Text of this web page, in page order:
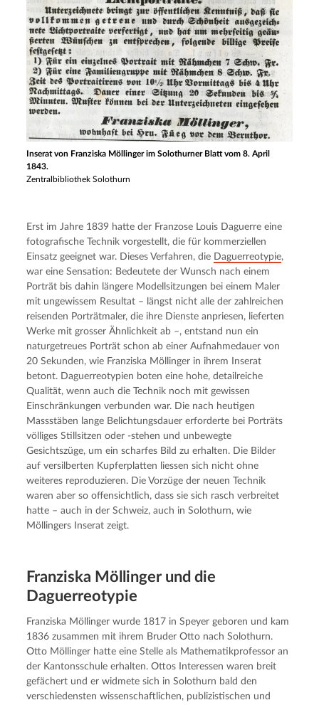
Inserat von Franziska Möllinger im Solothurner Blatt vom 8. April
1843.
Zentralbibliothek Solothurn
Erst im Jahre 1839 hatte der Franzose Louis Daguerre eine
fotografische Technik vorgestellt, die für kommerziellen
Einsatz geeignet war. Dieses Verfahren, die Daguerreotypie,
war eine Sensation: Bedeutete der Wunsch nach einem
Porträt bis dahin längere Modellsitzungen bei einem Maler
mit ungewissem Resultat – längst nicht alle der zahlreichen
reisenden Porträtmaler, die ihre Dienste anpriesen, lieferten
Werke mit grosser Ähnlichkeit ab –, entstand nun ein
naturgetreues Porträt schon ab einer Aufnahmedauer von
20 Sekunden, wie Franziska Möllinger in ihrem Inserat
betont. Daguerreotypien boten eine hohe, detailreiche
Qualität, wenn auch die Technik noch mit gewissen
Einschränkungen verbunden war. Die nach heutigen
Massstäben lange Belichtungsdauer erforderte bei Porträts
völliges Stillsitzen oder -stehen und unbewegte
Gesichtszüge, um ein scharfes Bild zu erhalten. Die Bilder
auf versilberten Kupferplatten liessen sich nicht ohne
weiteres reproduzieren. Die Vorzüge der neuen Technik
waren aber so offensichtlich, dass sie sich rasch verbreitet
hatte – auch in der Schweiz, auch in Solothurn, wie
Möllingers Inserat zeigt.
Franziska Möllinger und die
Daguerreotypie
Franziska Möllinger wurde 1817 in Speyer geboren und kam
1836 zusammen mit ihrem Bruder Otto nach Solothurn.
Otto Möllinger hatte eine Stelle als Mathematikprofessor an
der Kantonsschule erhalten. Ottos Interessen waren breit
gefächert und er widmete sich in Solothurn bald den
verschiedensten wissenschaftlichen, publizistischen und